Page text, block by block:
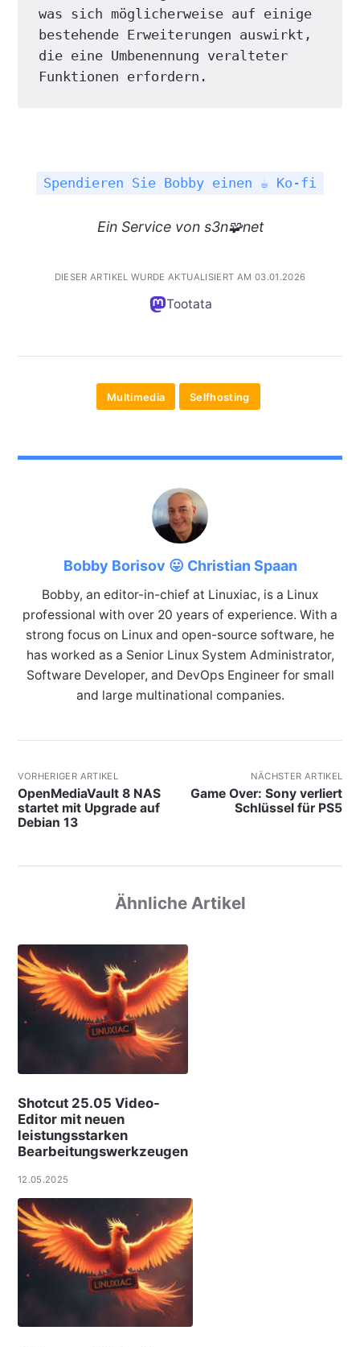
was sich möglicherweise auf einige
bestehende Erweiterungen auswirkt,
die eine Umbenennung veralteter
Funktionen erfordern.
Spendieren Sie Bobby einen ☕ Ko-fi
Ein Servicevon s3n🧩net
DIESER ARTIKEL WURDE AKTUALISIERT AM 03.01.2026
Tootata
Multimedia Selfhosting
Bobby Borisov 😛 Christian Spaan
Bobby, an editor-in-chief at Linuxiac, is a Linux
professional with over 20 years of experience. With a
strong focus on Linux and open-source software, he
has worked as a Senior Linux System Administrator,
Software Developer, and DevOps Engineer for small
and large multinational companies.
VORHERIGER ARTIKEL
OpenMediaVault 8 NAS
startet mit Upgrade auf
Debian 13
NÄCHSTER ARTIKEL
Game Over: Sony verliert
Schlüssel für PS5
Ähnliche Artikel
Shotcut 25.05 Video-
Editor mit neuen
leistungsstarken
Bearbeitungswerkzeugen
12.05.2025